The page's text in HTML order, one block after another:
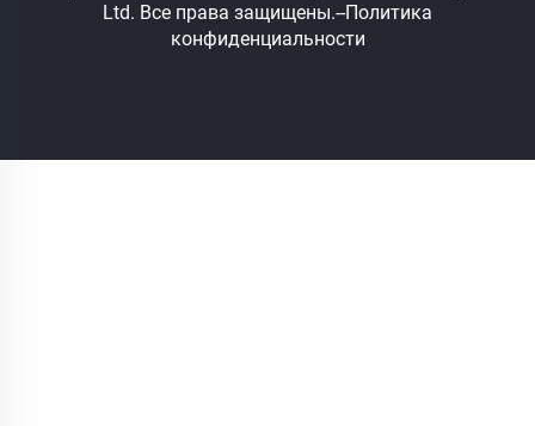
Ltd. Все права защищены.--Политика
конфиденциальности